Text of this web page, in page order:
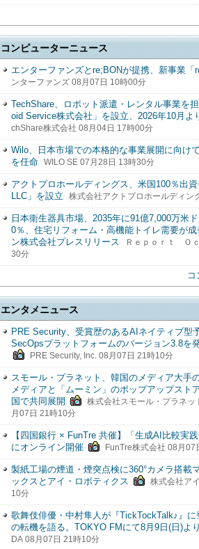
コンピューターニュース
エンターファンズとre;BONが提携、新事業「
ンターファンズ 08月07日 10時00分
TechShare、ロボット派遣・レンタル事業を
oid Service株式会社」を設立、2026年10月よ
chShare株式会社 08月04日 17時00分
Wilo、日本市場での本格的な事業展開に向け
を任命
WILO SE 07月28日 13時30分
アクトプロホールディングス、米国100％出
LLC」を設立
株式会社アクトプロホールディン
日本衛生器具市場、2035年に91億7,000万米
0％、住宅リフォーム・高機能トイレ需要が
ン株式会社プレスリリース
Ｒｅｐｏｒｔ Ｏ
30分
エンタメニュース
PRE Security、受賞歴のあるAIネイティブ型
SecOpsプラットフォームのバージョン3.8を
PRE Security, Inc. 08月07日 21時10分
スモール・プラネット、韓国のメディア大手
メディアと「ムーミン」のポップアップスト
国で共同展開
株式会社スモール・プラネッ
月07日 21時10分
【四国銀行 × FunTre 共催】「生成AI比較実
にオンライン開催
FunTre株式会社 08月07
製紙工場の煙道・煙突点検に360°カメラ搭載
ックスとアイ・ロボティクス
株式会社ア
10分
歌舞伎俳優・中村隼人が『TickTockTalk♪』
の転機を語る。TOKYO FMにて8月9日(日)よ
DA 08月07日 21時10分